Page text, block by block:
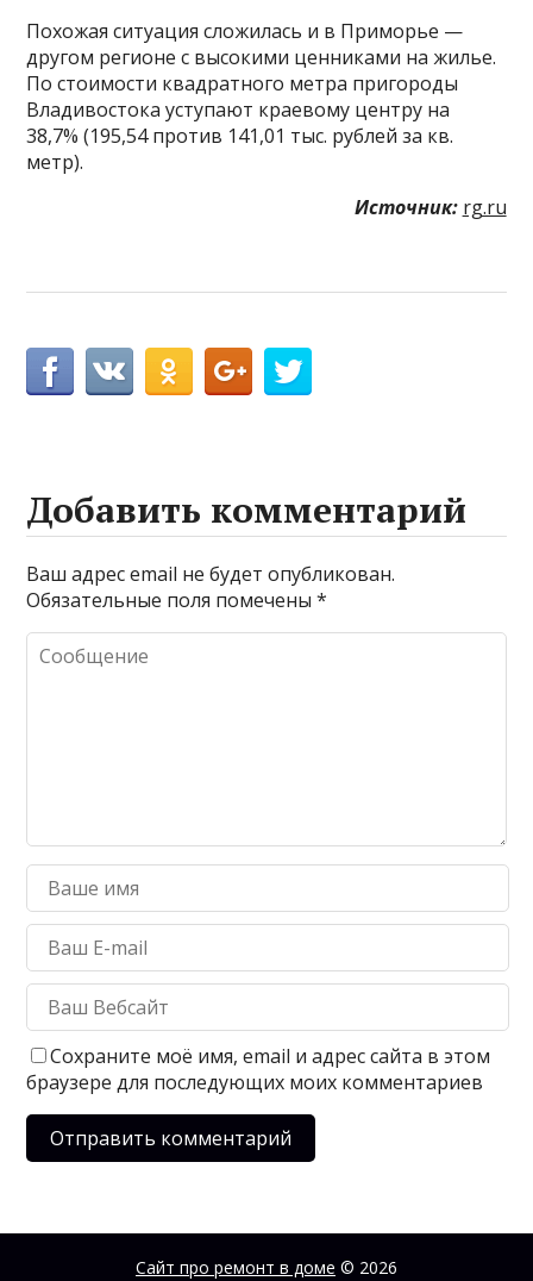
Похожая ситуация сложилась и в Приморье —
другом регионе с высокими ценниками на жилье.
По стоимости квадратного метра пригороды
Владивостока уступают краевому центру на
38,7% (195,54 против 141,01 тыс. рублей за кв.
метр).
Источник: rg.ru
Добавить комментарий
Ваш адрес email не будет опубликован.
Обязательные поля помечены*
Сохраните моё имя, email и адрес сайта в этом
браузере для последующих моих комментариев
Сайт про ремонт в доме © 2026